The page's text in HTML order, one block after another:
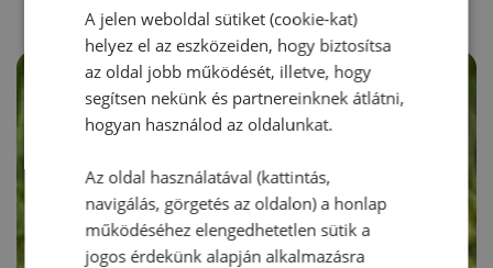
A jelen weboldal sütiket (cookie-kat)
helyez el az eszközeiden, hogy biztosítsa
az oldal jobb működését, illetve, hogy
segítsen nekünk és partnereinknek átlátni,
hogyan használod az oldalunkat.
Az oldal használatával (kattintás,
navigálás, görgetés az oldalon) a honlap
működéséhez elengedhetetlen sütik a
jogos érdekünk alapján alkalmazásra